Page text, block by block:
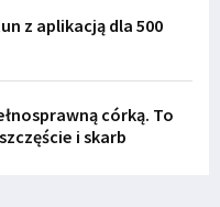
z aplikacją dla 500
córką. To
i skarb